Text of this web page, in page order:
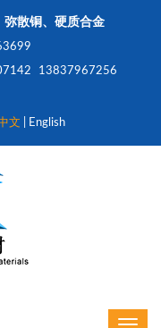
弥散铜、硬质合金
13837967256
文 English